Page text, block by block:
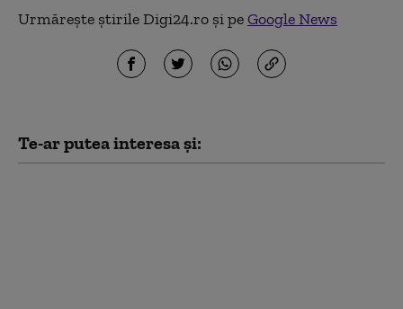
Urmărește știrile Digi24.ro și peGoogle News
Te-ar putea interesa și: